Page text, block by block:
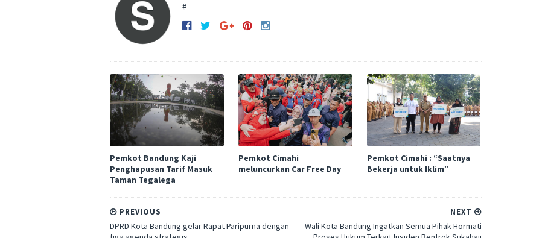
#
Pemkot Bandung Kaji
Penghapusan Tarif Masuk
Taman Tegalega
Pemkot Cimahi
meluncurkan Car Free Day
Pemkot Cimahi : “Saatnya
Bekerja untuk Iklim”
NEXT
Wali Kota Bandung Ingatkan Semua Pihak Hormati
PREVIOUS
DPRD Kota Bandung gelar Rapat Paripurna dengan